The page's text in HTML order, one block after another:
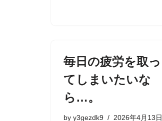
毎日の疲労を取っ
てしまいたいな
ら…。
by y3gezdk9 2026年4月13日